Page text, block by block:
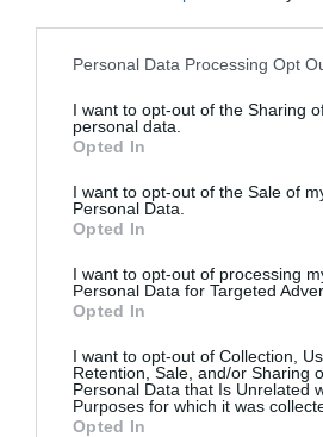
Personal Data Processing Opt
I want to opt-out of the Sharing
personal data.
Opted In
I want to opt-out of the Sale of
Personal Data.
Opted In
I want to opt-out of processing
Personal Data for Targeted
Opted In
I want to opt-out of Collection,
Retention, Sale, and/or Sharing
Personal Data that Is Unrelated
Purposes for which it was
Opted In
Appel aux
Soutenez Air Journal
NOUS SOUTENIR
DERNIERS